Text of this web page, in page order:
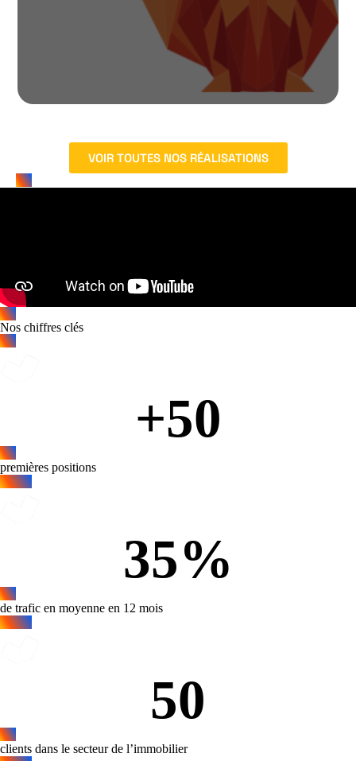
VOIR TOUTES NOS RÉALISATIONS
Nos chiffres clés
+50
premières positions
35%
de trafic en moyenne en 12 mois
50
clients dans le secteur de l’immobilier